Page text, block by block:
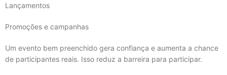
Lançamentos
Promoções e campanhas
Um evento bem preenchido gera confiança e aumenta a chance
de participantes reais. Isso reduz a barreira para participar.